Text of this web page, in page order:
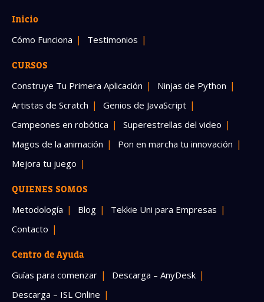
Inicio
Cómo Funciona Testimonios
CURSOS
Construye Tu Primera Aplicación
Ninjas de Python
Artistas de Scratch
Genios de JavaScript
Campeones en robótica
Superestrellas del video
Magos de la animación
Pon en marcha tu innovación
Mejora tu juego
QUIENES SOMOS
Metodología Blog
Tekkie Uni para Empresas
Contacto
Centro de Ayuda
Guías para comenzar
Descarga – AnyDesk
Descarga – ISL Online